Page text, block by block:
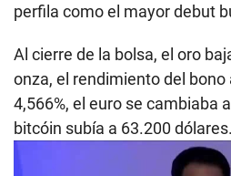
perfila como el mayor debut
Al cierre de la bolsa, el oro
onza, el rendimiento del bono
4,566%, el euro se cambiaba
bitcóin subía a 63.200 dólares.